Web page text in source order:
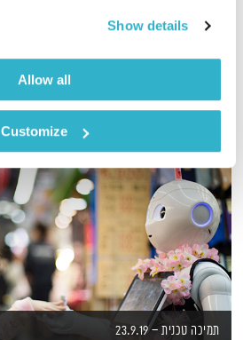
Show details
Allow all
Customize
אודיו
תמיכה טכנית – 23.9.19